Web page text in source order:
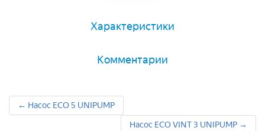
Характеристики
Комментарии
← Насос ECO 5 UNIPUMP
Насос ECO VINT 3 UNIPUMP →